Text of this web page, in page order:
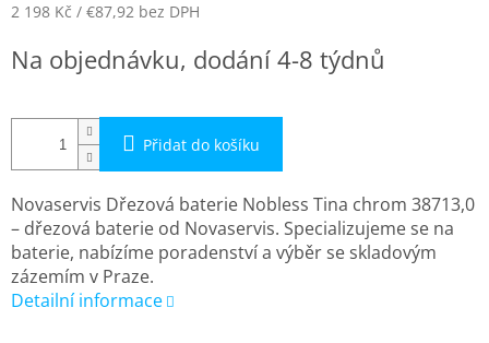
2 198 Kč / €87,92 bez DPH
cena:
Na objednávku, dodání 4-8 týdnů
Přidat do košíku
Novaservis Dřezová baterie Nobless Tina chrom 38713,0
– dřezová baterie od Novaservis. Specializujeme se na
baterie, nabízíme poradenství a výběr se skladovým
zázemím v Praze.
Detailní informace